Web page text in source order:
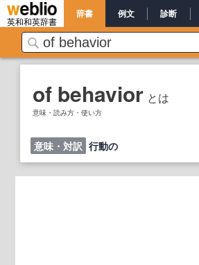
英和和英辞書
辞書 例文 診断
of behavior とは
意味・読み方・使い方
意味・対訳 行動の